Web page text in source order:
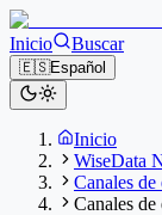
Inicio Buscar
🇪🇸Español
Inicio
WiseData
Canales
Canales